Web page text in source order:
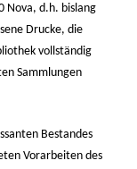
Nova, d.h. bislang
Drucke, die
vollständig
Sammlungen
Bestandes
Vorarbeiten des